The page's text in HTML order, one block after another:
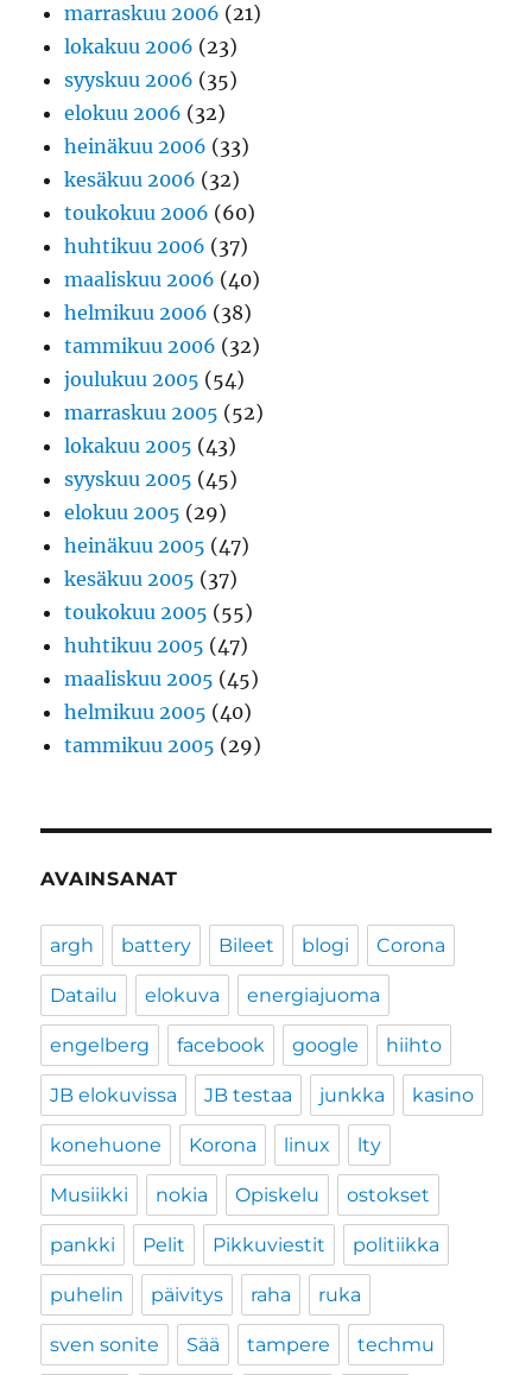
marraskuu 2006 (21)
lokakuu 2006 (23)
syyskuu 2006 (35)
elokuu 2006 (32)
heinäkuu 2006 (33)
kesäkuu 2006 (32)
toukokuu 2006 (60)
huhtikuu 2006 (37)
maaliskuu 2006 (40)
helmikuu 2006 (38)
tammikuu 2006 (32)
joulukuu 2005 (54)
marraskuu 2005 (52)
lokakuu 2005 (43)
syyskuu 2005 (45)
elokuu 2005 (29)
heinäkuu 2005 (47)
kesäkuu 2005 (37)
toukokuu 2005 (55)
huhtikuu 2005 (47)
maaliskuu 2005 (45)
helmikuu 2005 (40)
tammikuu 2005 (29)
AVAINSANAT
argh battery Bileet blogi Corona
Datailu elokuva energiajuoma
engelberg facebook google hiihto
JB elokuvissa JB testaa junkka kasino
konehuone Korona linux lty
Musiikki nokia Opiskelu ostokset
pankki Pelit Pikkuviestit politiikka
puhelin päivitys raha ruka
sven sonite Sää tampere techmu